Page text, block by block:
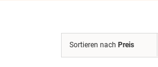
Sortieren nach Preis